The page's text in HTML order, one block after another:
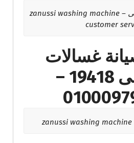
صيانة غسالات زانوسى – zanussi washing machine
customer
غسالات
زانوسى 19418 –